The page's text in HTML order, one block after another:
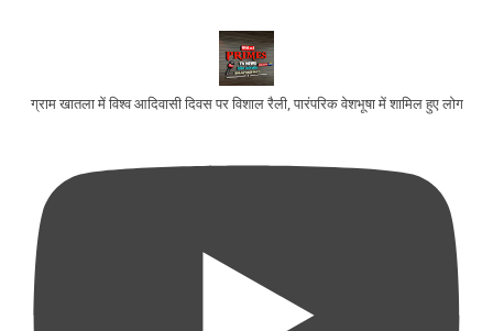
ग्राम खातला में विश्व आदिवासी दिवस पर विशाल रैली, पारंपरिक वेशभूषा में शामिल हुए लोग